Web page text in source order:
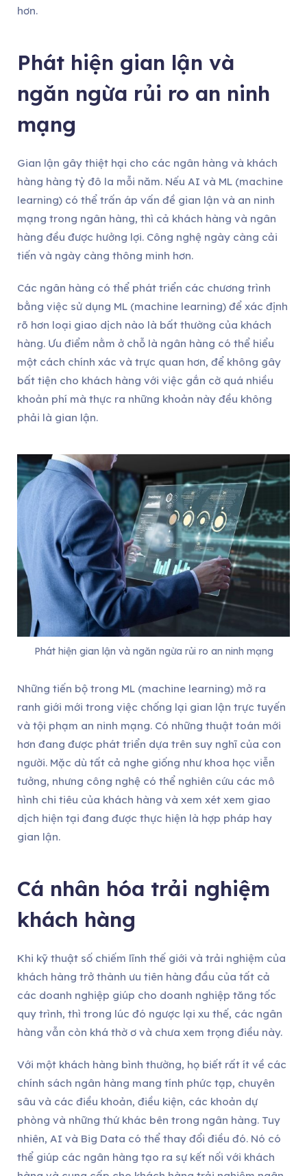
hơn.
Phát hiện gian lận và
ngăn ngừa rủi ro an ninh
mạng
Gian lận gây thiệt hại cho các ngân hàng và khách
hàng hàng tỷ đô la mỗi năm. Nếu AI và ML (machine
learning) có thể trấn áp vấn đề gian lận và an ninh
mạng trong ngân hàng, thì cả khách hàng và ngân
hàng đều được hưởng lợi. Công nghệ ngày càng cải
tiến và ngày càng thông minh hơn.
Các ngân hàng có thể phát triển các chương trình
bằng việc sử dụng ML (machine learning) để xác định
rõ hơn loại giao dịch nào là bất thường của khách
hàng. Ưu điểm nằm ở chỗ là ngân hàng có thể hiểu
một cách chính xác và trực quan hơn, để không gây
bất tiện cho khách hàng với việc gắn cờ quá nhiều
khoản phí mà thực ra những khoản này đều không
phải là gian lận.
Phát hiện gian lận và ngăn ngừa rủi ro an ninh mạng
Những tiến bộ trong ML (machine learning) mở ra
ranh giới mới trong việc chống lại gian lận trực tuyến
và tội phạm an ninh mạng. Có những thuật toán mới
hơn đang được phát triển dựa trên suy nghĩ của con
người. Mặc dù tất cả nghe giống như khoa học viễn
tưởng, nhưng công nghệ có thể nghiên cứu các mô
hình chi tiêu của khách hàng và xem xét xem giao
dịch hiện tại đang được thực hiện là hợp pháp hay
gian lận.
Cá nhân hóa trải nghiệm
khách hàng
Khi kỹ thuật số chiếm lĩnh thế giới và trải nghiệm của
khách hàng trở thành ưu tiên hàng đầu của tất cả
các doanh nghiệp giúp cho doanh nghiệp tăng tốc
quy trình, thì trong lúc đó ngược lại xu thế, các ngân
hàng vẫn còn khá thờ ơ và chưa xem trọng điều này.
Với một khách hàng bình thường, họ biết rất ít về các
chính sách ngân hàng mang tính phức tạp, chuyên
sâu và các điều khoản, điều kiện, các khoản dự
phòng và những thứ khác bên trong ngân hàng. Tuy
nhiên, AI và Big Data có thể thay đổi điều đó. Nó có
thể giúp các ngân hàng tạo ra sự kết nối với khách